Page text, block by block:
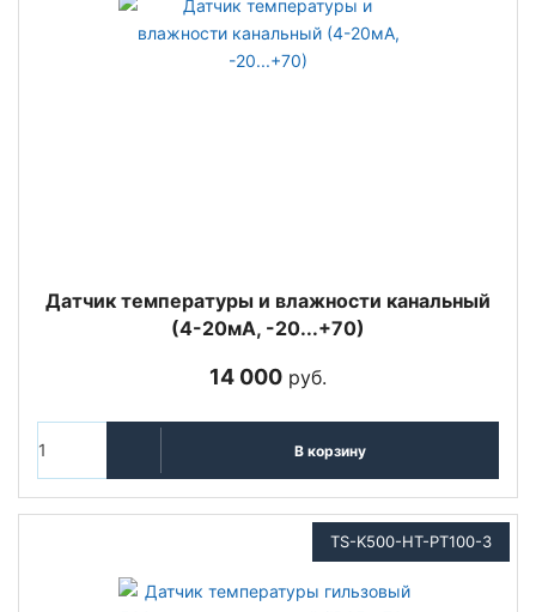
Датчик температуры и влажности канальный
(4-20мА, -20...+70)
14 000 руб.
В корзину
TS-K500-HT-PT100-3